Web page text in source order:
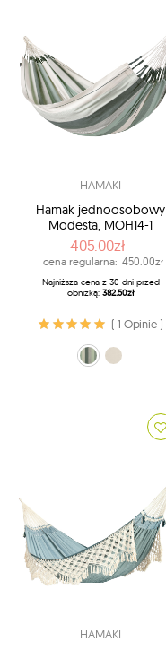
HAMAKI
Hamak jednoosobowy
Modesta, MOH14-1
405.00zł
cena regularna: 450.00zł
Najniższa cena z 30 dni przed
obniżką: 382.50zł
( 1 Opinie )
zielono-oliwkowy (14 - Olive)
ecru (X1 - Latte)
HAMAKI